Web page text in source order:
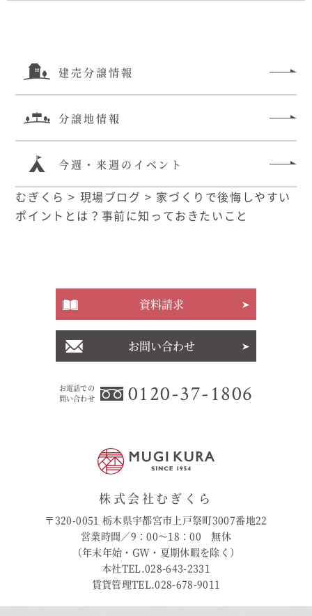
建売分譲情報
分譲地情報
今週・来週のイベント
むぎくら > 現場ブログ > 家づくりで後悔しやすい
ポイントとは？事前に知っておきたいこと
お電話での
問い合わせ
0120-37-1806
資料請求
お問い合わせ
株式会社むぎくら
〒320-0051 栃木県宇都宮市上戸祭町3007番地22
営業時間／9：00〜18：00 無休
（年末年始・GW・夏期休暇を除く）
本社TEL.028-643-2331
賃貸管理TEL.028-678-9011